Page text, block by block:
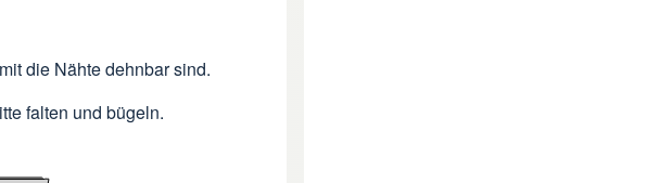
die Nähte dehnbar sind.
falten und bügeln.